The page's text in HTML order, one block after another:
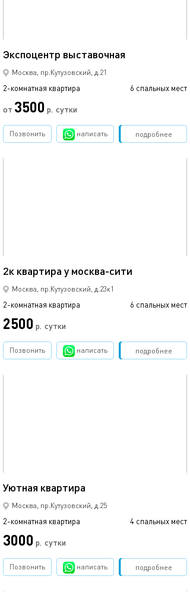
Экспоцентр выставочная
Москва, пр.Кутузовский, д.21
2-комнатная квартира 6 спальных мест
от 3500 р. сутки
подробнее
Позвонить написать Забронировать
2к квартира у москва-сити
Москва, пр.Кутузовский, д.23к1
2-комнатная квартира 6 спальных мест
2500 р. сутки
подробнее
Позвонить написать Забронировать
Уютная квартира
Москва, пр.Кутузовский, д.25
2-комнатная квартира 4 спальных мест
3000 р. сутки
подробнее
Позвонить написать Забронировать